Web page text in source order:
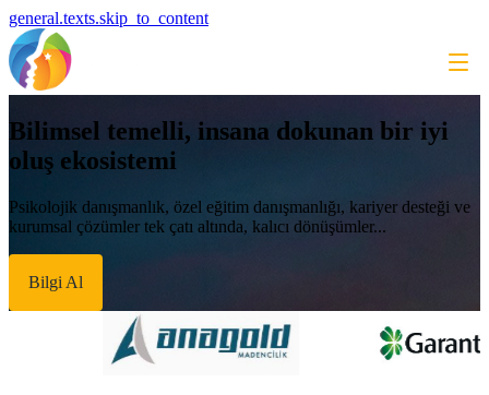
general.texts.skip_to_content
Bilimsel temelli, insana dokunan bir iyi
oluş ekosistemi
Psikolojik danışmanlık, özel eğitim danışmanlığı, kariyer desteği ve
kurumsal çözümler tek çatı altında, kalıcı dönüşümler...
Bilgi Al